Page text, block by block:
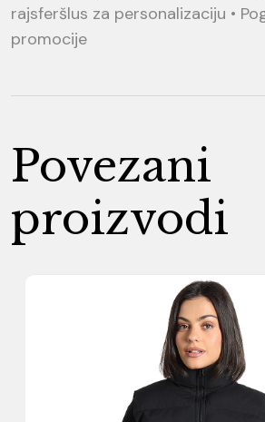
rajsferšlus za personalizaciju •
promocije
Povezani
proizvodi